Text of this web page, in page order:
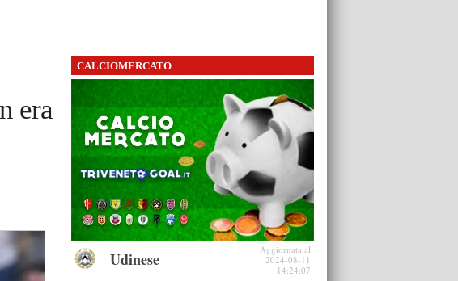
era
CALCIOMERCATO
Udinese
Aggiornata al
2024-08-11
14:24:07